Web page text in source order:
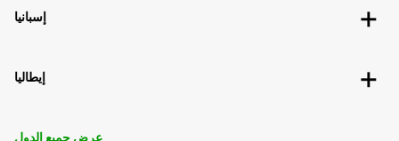
إسبانيا
إيطاليا
عرض جميع الدول